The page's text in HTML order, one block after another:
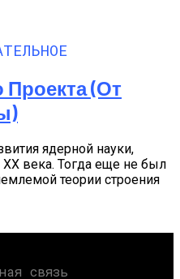
(от
ядерной науки,
века. Тогда еще не был
теории строения
связь